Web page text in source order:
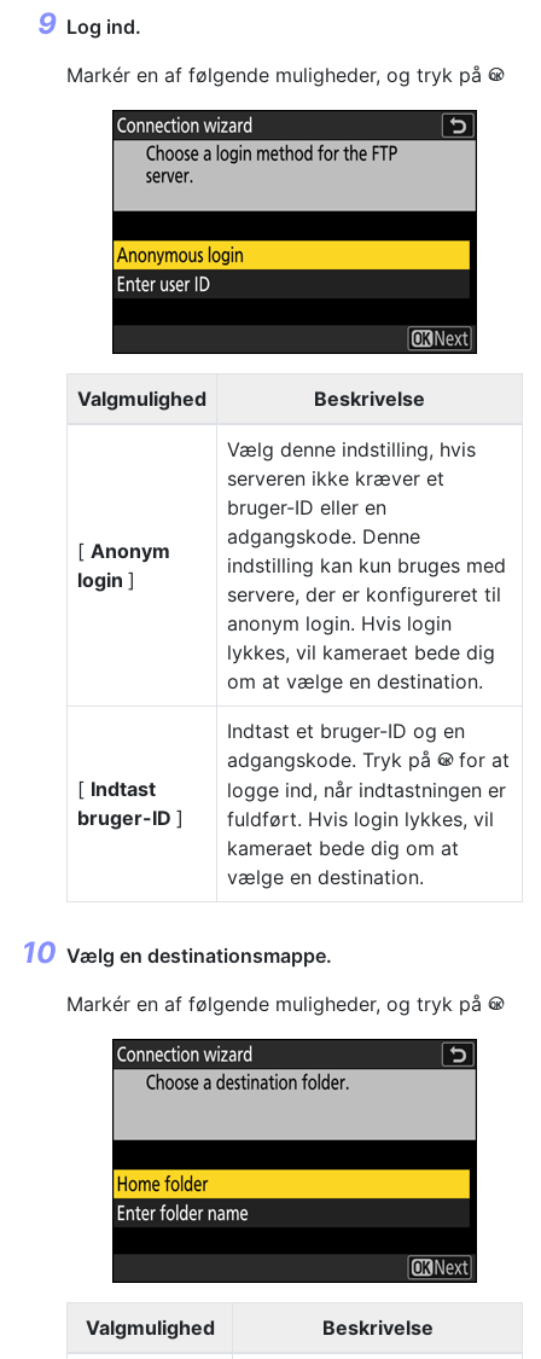
Log ind.
Markér en af følgende muligheder, og tryk på J
Valgmulighed Beskrivelse
[ Anonym
login ]
Vælg denne indstilling, hvis
serveren ikke kræver et
bruger-ID eller en
adgangskode. Denne
indstilling kan kun bruges med
servere, der er konfigureret til
anonym login. Hvis login
lykkes, vil kameraet bede dig
om at vælge en destination.
[ Indtast
bruger-ID ]
Indtast et bruger-ID og en
adgangskode. Tryk på J for at
logge ind, når indtastningen er
fuldført. Hvis login lykkes, vil
kameraet bede dig om at
vælge en destination.
Vælg en destinationsmappe.
Markér en af følgende muligheder, og tryk på J
Valgmulighed Beskrivelse